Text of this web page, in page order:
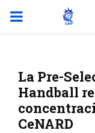
PRIMARY
La Pre-
Handball
CeNARD